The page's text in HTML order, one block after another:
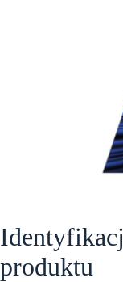
produktu